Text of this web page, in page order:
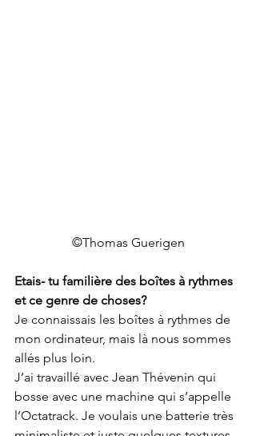
©Thomas Guerigen
Etais- tu familière des boîtes à rythmes
et ce genre de choses?
Je connaissais les boîtes à rythmes de
mon ordinateur, mais là nous sommes
allés plus loin.
J’ai travaillé avec Jean Thévenin qui
bosse avec une machine qui s’appelle
l’Octatrack. Je voulais une batterie très